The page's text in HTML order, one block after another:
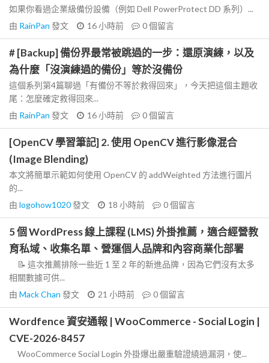
如果你看過企業級備份設備（例如 Dell PowerProtect DD 系列）...
由 RainPan 發文 16 小時前 0個留言
# [Backup] 備份界最常被跳過的一步：還原演練，以及
為什麼「沒演練過的備份」等於沒備份
這個系列第4篇聊過「有備份不等於救得回來」，今天把這個主題收
尾：怎麼確定救得回來...
由 RainPan 發文 16 小時前 0個留言
[OpenCV 學習筆記] 2. 使用 OpenCV 進行影像混合
(Image Blending)
本文將簡單示範如何使用 OpenCV 的 addWeighted 方法進行圖片
的...
由 logohow1020發文 18 小時前 0個留言
5 個 WordPress 線上課程 (LMS) 外掛推薦，適合經營教
育私域、收集名單、營運個人品牌和內容商業化部署
📝 這次推薦排除一些近 1 至 2 年的新進品牌，因為它們沒有太多
相關數據可供...
由 Mack Chan 發文 21 小時前 0個留言
Wordfence 資安通報 | WooCommerce - Social Login |
CVE-2026-8457
WooCommerce Social Login 外掛爆出嚴重驗證繞過漏洞，使...